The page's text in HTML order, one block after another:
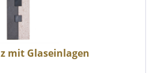
mit Glaseinlagen